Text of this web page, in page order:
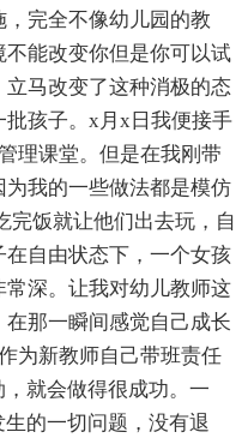
完全不像幼儿园的教
能改变你但是你可以试
马改变了这种消极的态
孩子。x月x日我便接手
理课堂。但是在我刚带
我的一些做法都是模仿
完饭就让他们出去玩，自
自由状态下，一个女孩
深。让我对幼儿教师这
那一瞬间感觉自己成长
为新教师自己带班责任
就会做得很成功。一
的一切问题，没有退